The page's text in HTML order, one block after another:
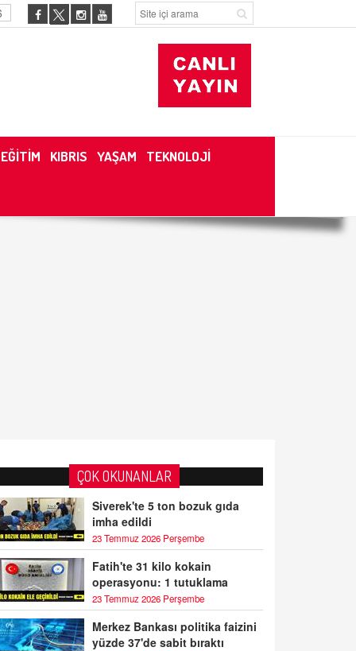
EĞİTİM KIBRIS YAŞAM TEKNOLOJİ
ÇOK OKUNANLAR
Siverek'te 5 ton bozuk gıda
imha edildi
23 Temmuz 2026 Perşembe
Fatih'te 31 kilo kokain
operasyonu: 1 tutuklama
23 Temmuz 2026 Perşembe
Merkez Bankası politika faizini
yüzde 37'de sabit bıraktı